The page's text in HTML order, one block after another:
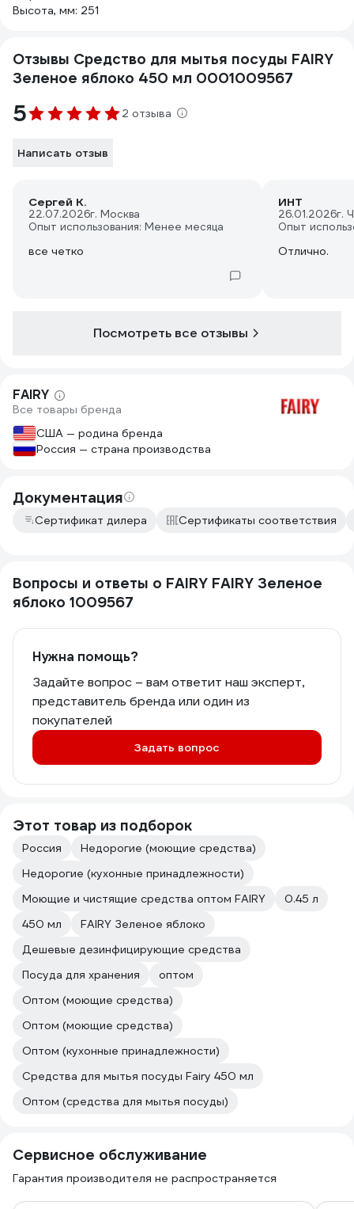
Высота, мм: 251
Отзывы Средство для мытья посуды FAIRY
Зеленое яблоко 450 мл 0001009567
5 2 отзыва
Написать отзыв
Сергей К.
22.07.2026г. Москва
Опыт использования: Менее месяца
все четко
ИНТ
26.01.2026г.
Опыт
Отлично.
Посмотреть все отзывы
FAIRY
Все товары бренда
США — родина бренда
Россия — страна производства
Документация
Сертификат дилера Сертификаты соответствия
Вопросы и ответы о FAIRY FAIRY Зеленое
яблоко 1009567
Нужна помощь?
Задайте вопрос – вам ответит наш эксперт,
представитель бренда или один из
покупателей
Задать вопрос
Этот товар из подборок
Россия
Недорогие (моющие средства)
Недорогие (кухонные принадлежности)
Моющие и чистящие средства оптом FAIRY
0.45 л
450 мл
FAIRY Зеленое яблоко
Дешевые дезинфицирующие средства
Посуда для хранения
оптом
Оптом (моющие средства)
Оптом (моющие средства)
Оптом (кухонные принадлежности)
Средства для мытья посуды Fairy 450 мл
Оптом (средства для мытья посуды)
Сервисное обслуживание
Гарантия производителя не распространяется